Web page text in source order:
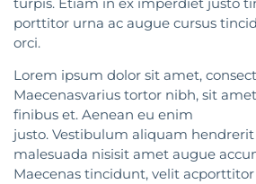
turpis. Etiam in ex imperdiet justo
porttitor urna ac augue cursus
orci.
Lorem ipsum dolor sit amet,
Maecenasvarius tortor nibh, sit
finibus et. Aenean eu enim
justo. Vestibulum aliquam
malesuada nisisit amet augue
Maecenas tincidunt, velit